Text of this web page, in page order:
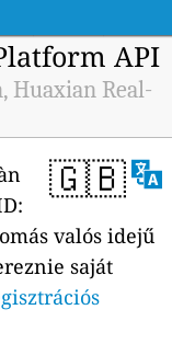
API
Huaxian Real-
🇬🇧
valós idejű
saját